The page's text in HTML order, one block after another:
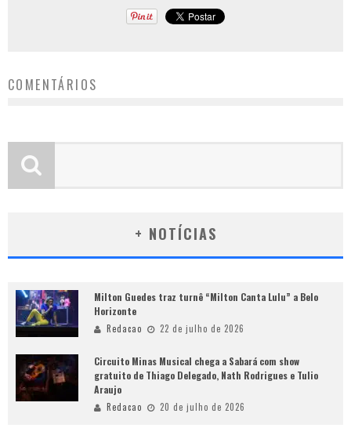
COMENTÁRIOS
+ NOTÍCIAS
Milton Guedes traz turnê “Milton Canta Lulu” a Belo
Horizonte
Redacao 22 de julho de 2026
Circuito Minas Musical chega a Sabará com show
gratuito de Thiago Delegado, Nath Rodrigues e Tulio
Araujo
Redacao 20 de julho de 2026